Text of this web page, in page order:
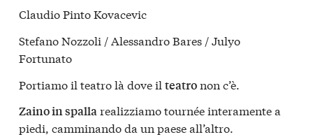
Claudio Pinto Kovacevic
Stefano Nozzoli / Alessandro Bares / Julyo
Fortunato
Portiamo il teatro là dove il teatronon c’è.
Zaino in spallarealizziamo tournée interamente a
piedi, camminando da un paese all’altro.